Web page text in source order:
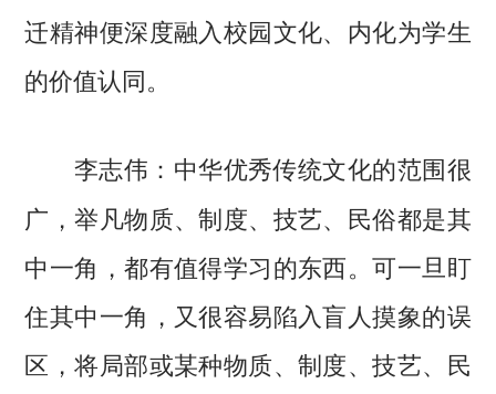
迁精神便深度融入校园文化、内化为学生
的价值认同。
李志伟： 中华优秀传统文化的范围很
广，举凡物质、制度、技艺、民俗都是其
中一角，都有值得学习的东西。可一旦盯
住其中一角，又很容易陷入盲人摸象的误
区，将局部或某种物质、制度、技艺、民